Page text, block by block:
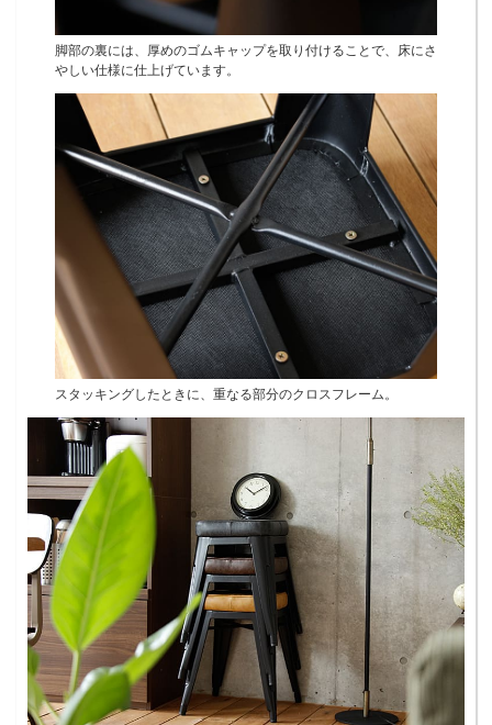
脚部の裏には、厚めのゴムキャップを取り付けることで、床にさ
やしい仕様に仕上げています。
スタッキングしたときに、重なる部分のクロスフレーム。